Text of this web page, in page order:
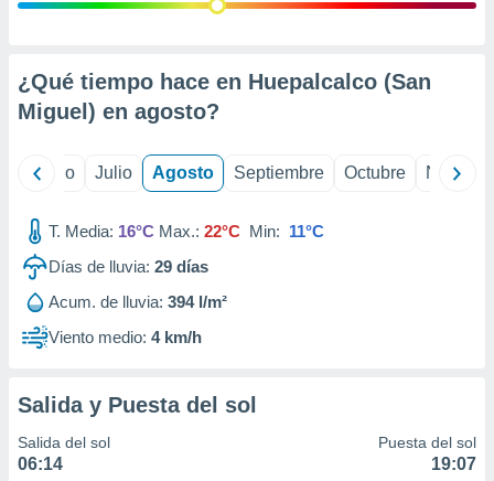
e
mediante
de
1199
¿Qué tiempo hace en Huepalcalco (San
Miguel) en agosto?
Junio Julio Agosto Septiembre Octubre
T. Media: 16°C Max.: 22°C Min: 11°C
Días de lluvia: 29 días
Acum. de lluvia: 394 l/m²
Viento medio: 4 km/h
Salida y Puesta del sol
Salida del sol
06:14
Puesta del sol
19:07